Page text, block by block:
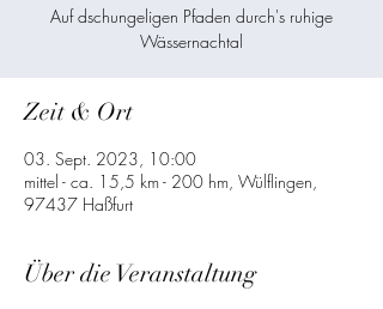
Auf dschungeligen Pfaden durch's ruhige
Wässernachtal
Zeit & Ort
03. Sept. 2023, 10:00
mittel - ca. 15,5 km - 200 hm, Wülflingen,
97437 Haßfurt
Über die Veranstaltung